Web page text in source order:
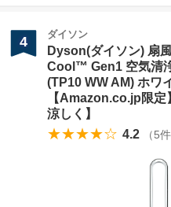
4 ダイソン
Dyson(ダイソン) 扇
Cool™ Gen1 空気清
(TP10 WW AM) ホワ
【Amazon.co.jp限定
涼しく】
★★★★☆ 4.2 （5